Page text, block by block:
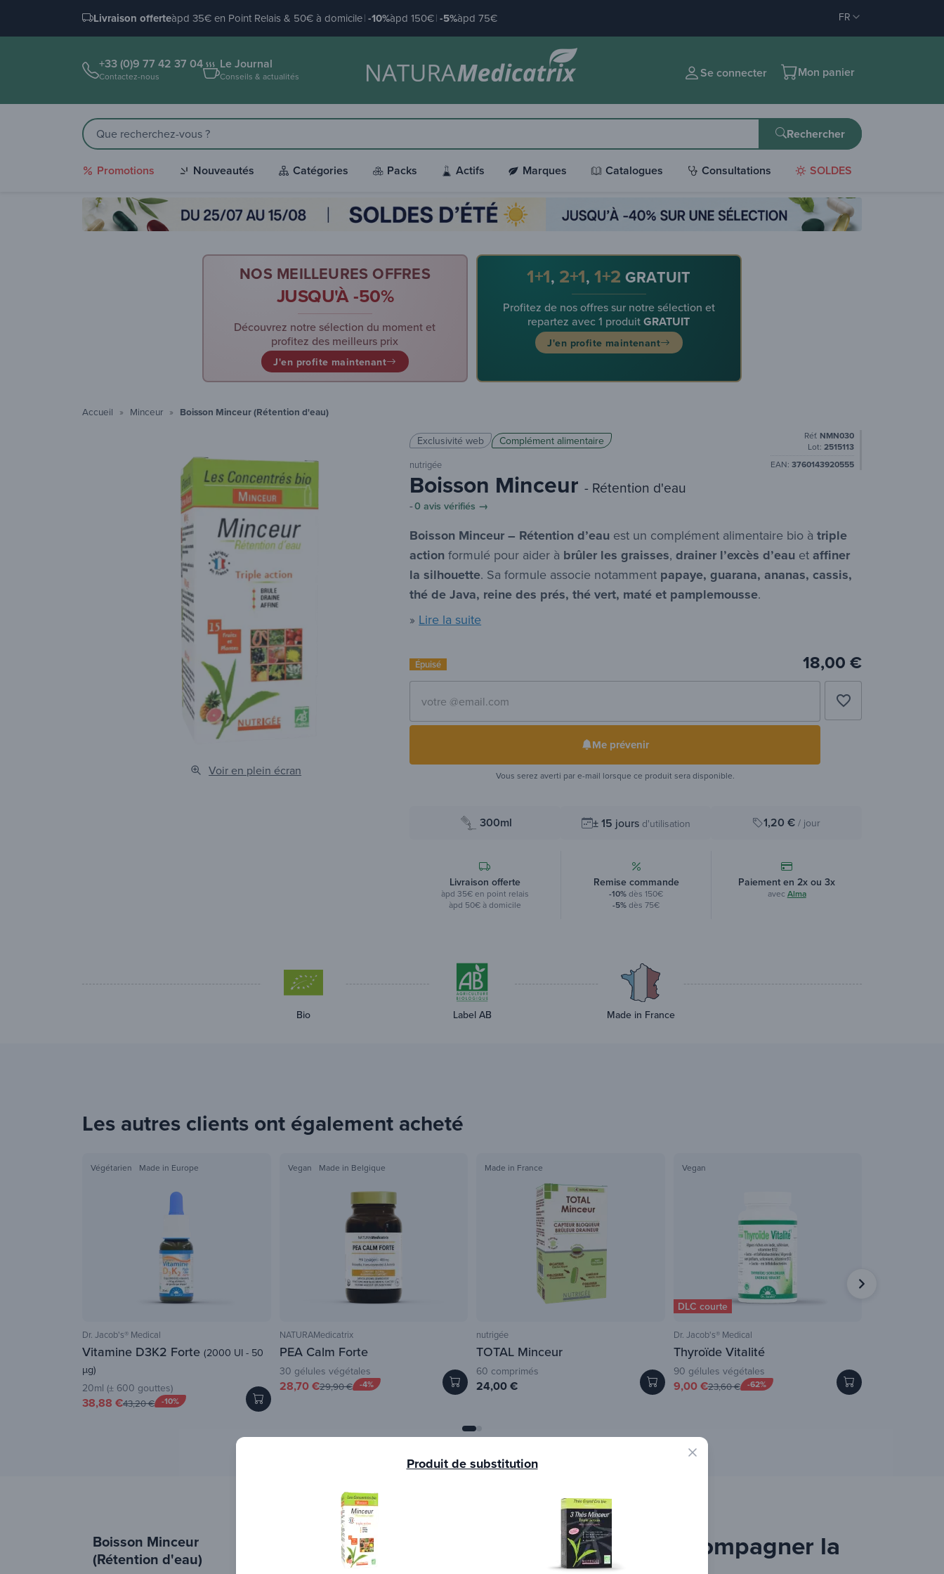
Livraison offerteàpd 35€ en Point Relais & 50€ à domicile|-10%àpd 150€|-5%àpd 75€ FR
+33 (0)9 77 42 37 04
Contactez-nous
Le Journal
Conseils & actualités Se connecter Mon panier
Rechercher
Promotions Nouveautés Catégories Packs Actifs Marques Catalogues Consultations SOLDES
NOS MEILLEURES OFFRES
JUSQU'À -50%
Découvrez notre sélection du moment et
profitez des meilleurs prix
J'en profite maintenant
1+1, 2+1,1+2 GRATUIT
Profitez de nos offres sur notre sélection et
repartez avec 1 produitGRATUIT
J'en profite maintenant
Accueil Minceur Boisson Minceur (Rétention d'eau)
Voir en plein écran
Exclusivité web Complément alimentaire Réf. NMN030
Lot: 2515113
EAN: 3760143920555
nutrigée
Boisson Minceur- Rétention d'eau
-0 avis vérifiés →
Boisson Minceur – Rétention d’eau est un complément alimentaire bio àtriple
action formulé pour aider à brûler les graisses,drainer l’excès d’eau etaffiner
la silhouette. Sa formule associe notamment papaye, guarana, ananas, cassis,
thé de Java, reine des prés, thé vert, maté et pamplemousse.
» Lire la suite
Épuisé 18,00 €
Me prévenir
Vous serez averti par e-mail lorsque ce produit sera disponible.
favorite_border
300ml ± 15 jours d'utilisation 1,20 €/ jour
Livraison offerte
àpd 35€ en point relais
àpd 50€ à domicile
Remise commande
-10%dès 150€
-5%dès 75€
Paiement en 2x ou 3x
avec Alma
Bio Label AB Made in France
Les autres clients ont également acheté
Végétarien Made in Europe
Dr. Jacob's® Medical
Vitamine D3K2 Forte (2000 UI - 50
µg)
20ml (± 600 gouttes)
-10%
38,88 €43,20 €
Vegan Made in Belgique
NATURAMedicatrix
PEA Calm Forte
30 gélules végétales
-4%
28,70 €29,90 €
Made in France
nutrigée
TOTAL Minceur
60 comprimés
24,00 €
Vegan
DLC courte
Dr. Jacob's® Medical
Thyroïde Vitalité
90 gélules végétales
-62%
9,00 €23,60 €
Boisson Minceur
(Rétention d'eau)
Une formule triple action pour accompagner la
Produit de substitution